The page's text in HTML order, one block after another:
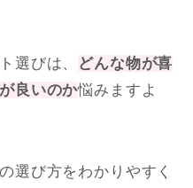
選びは、 どんな物が喜
良いのか悩みますよ
選び方をわかりやすく